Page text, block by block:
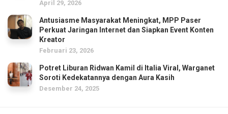
April 29, 2026
Antusiasme Masyarakat Meningkat, MPP Paser
Perkuat Jaringan Internet dan Siapkan Event Konten
Kreator
Februari 23, 2026
Potret Liburan Ridwan Kamil di Italia Viral, Warganet
Soroti Kedekatannya dengan Aura Kasih
Desember 24, 2025